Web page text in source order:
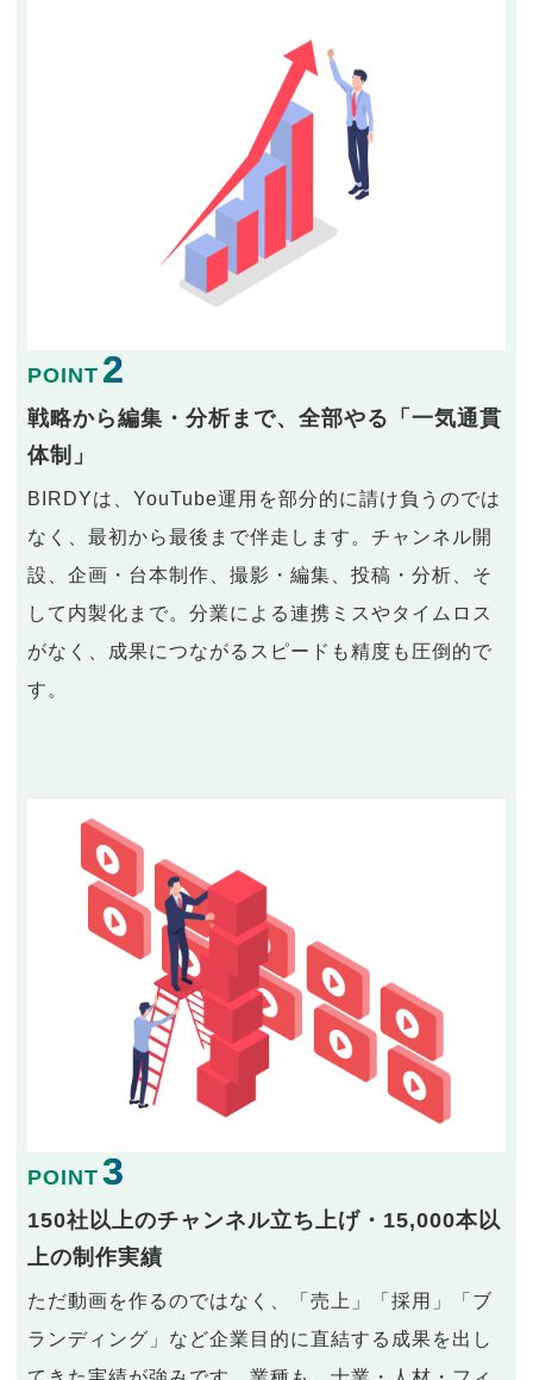
POINT 2
戦略から編集・分析まで、全部やる「一気通貫
体制」
BIRDYは、YouTube運用を部分的に請け負うのでは
なく、最初から最後まで伴走します。チャンネル開
設、企画・台本制作、撮影・編集、投稿・分析、そ
して内製化まで。分業による連携ミスやタイムロス
がなく、成果につながるスピードも精度も圧倒的で
す。
POINT 3
150社以上のチャンネル立ち上げ・15,000本以
上の制作実績
ただ動画を作るのではなく、「売上」「採用」「ブ
ランディング」など企業目的に直結する成果を出し